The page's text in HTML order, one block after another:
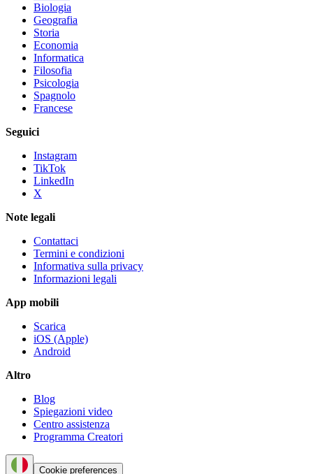
Biologia
Geografia
Storia
Economia
Informatica
Filosofia
Psicologia
Spagnolo
Francese
Seguici
Instagram
TikTok
LinkedIn
X
Note legali
Contattaci
Termini e condizioni
Informativa sulla privacy
Informazioni legali
App mobili
Scarica
iOS (Apple)
Android
Altro
Blog
Spiegazioni video
Centro assistenza
Programma Creatori
Cookie preferences